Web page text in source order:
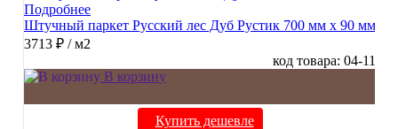
Подробнее
Штучный паркет Русский лес Дуб Рустик 700 мм х 90 мм
3713 ₽ / м2
код товара: 04-11
В корзину
Купить дешевле